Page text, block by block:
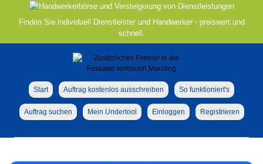
Finden Sie individuell Dienstleister und Handwerker - preiswert und
schnell.
Start Auftrag kostenlos ausschreiben So funktioniert's
Auftrag suchen Mein Undertool Einloggen Registrieren